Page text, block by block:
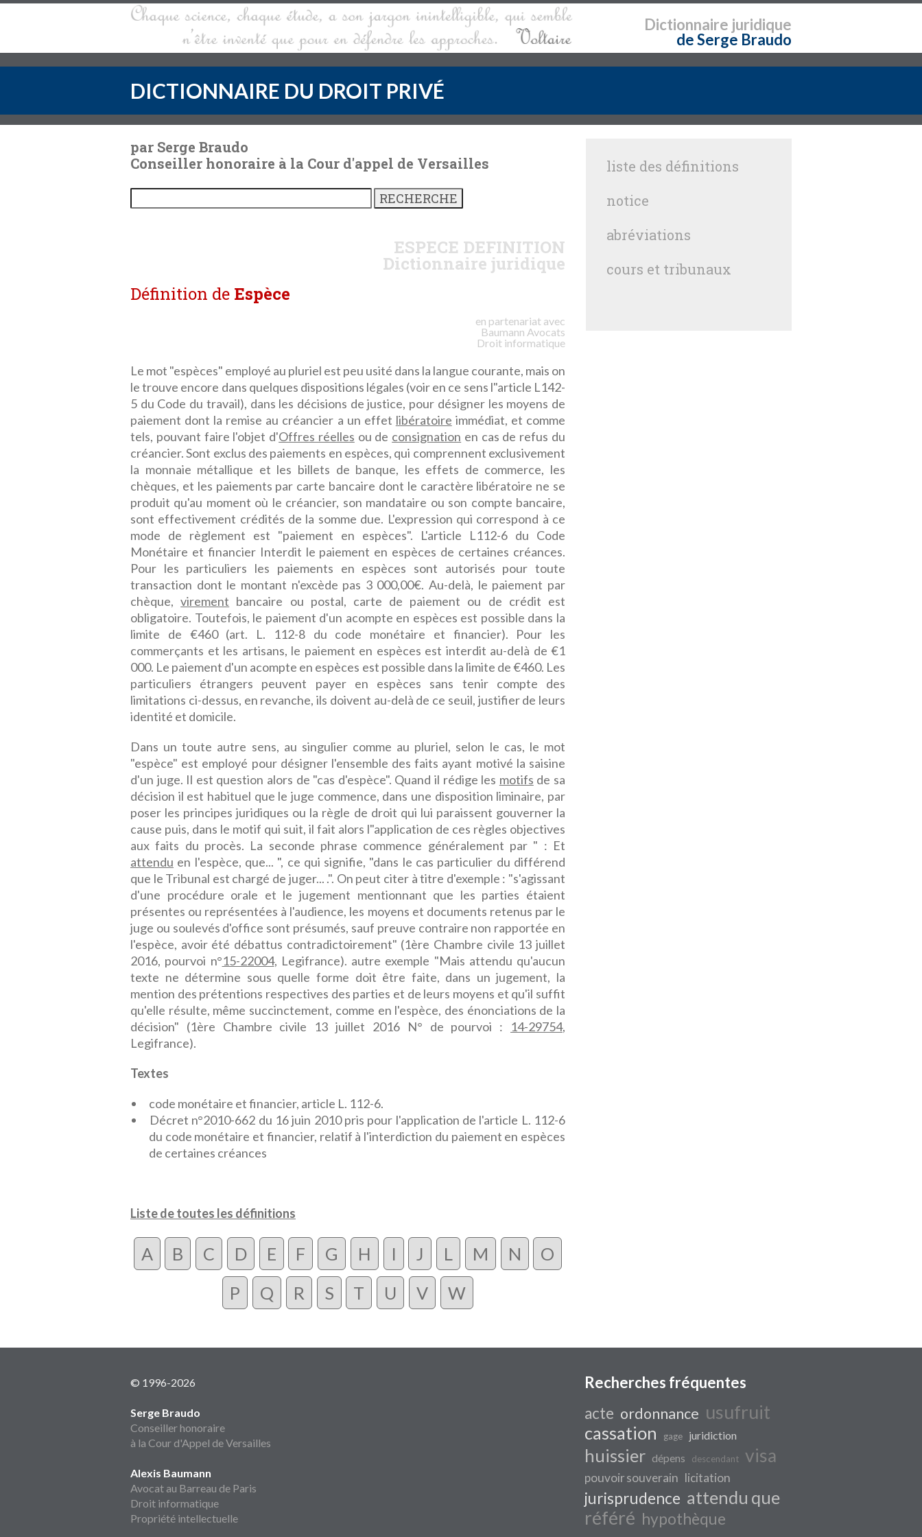
Dictionnaire juridique
de Serge Braudo
DICTIONNAIRE DU DROIT PRIVÉ
par Serge Braudo
Conseiller honoraire à la Cour d'appel de Versailles
ESPECE DEFINITION
Dictionnaire juridique
Définition de Espèce
en partenariat avec
Baumann Avocats
Droit informatique
Le mot "espèces" employé au pluriel est peu usité dans la langue courante, mais on
le trouve encore dans quelques dispositions légales (voir en ce sens l"article L142-
5 du Code du travail), dans les décisions de justice, pour désigner les moyens de
paiement dont la remise au créancier a un effet libératoire immédiat, et comme
tels, pouvant faire l'objet d'Offres réelles ou de consignation en cas de refus du
créancier. Sont exclus des paiements en espèces, qui comprennent exclusivement
la monnaie métallique et les billets de banque, les effets de commerce, les
chèques, et les paiements par carte bancaire dont le caractère libératoire ne se
produit qu'au moment où le créancier, son mandataire ou son compte bancaire,
sont effectivement crédités de la somme due. L'expression qui correspond à ce
mode de règlement est "paiement en espèces". L'article L112-6 du Code
Monétaire et financier Interdit le paiement en espèces de certaines créances.
Pour les particuliers les paiements en espèces sont autorisés pour toute
transaction dont le montant n'excède pas 3 000,00€. Au-delà, le paiement par
chèque,virement bancaire ou postal, carte de paiement ou de crédit est
obligatoire. Toutefois, le paiement d'un acompte en espèces est possible dans la
limite de €460 (art. L. 112-8 du code monétaire et financier). Pour les
commerçants et les artisans, le paiement en espèces est interdit au-delà de €1
000. Le paiement d'un acompte en espèces est possible dans la limite de €460. Les
particuliers étrangers peuvent payer en espèces sans tenir compte des
limitations ci-dessus, en revanche, ils doivent au-delà de ce seuil, justifier de leurs
identité et domicile.
Dans un toute autre sens, au singulier comme au pluriel, selon le cas, le mot
"espèce" est employé pour désigner l'ensemble des faits ayant motivé la saisine
d'un juge. Il est question alors de "cas d'espèce". Quand il rédige les motifs de sa
décision il est habituel que le juge commence, dans une disposition liminaire, par
poser les principes juridiques ou la règle de droit qui lui paraissent gouverner la
cause puis, dans le motif qui suit, il fait alors l"application de ces règles objectives
aux faits du procès. La seconde phrase commence généralement par " : Et
attendu en l'espèce, que... ", ce qui signifie, "dans le cas particulier du différend
que le Tribunal est chargé de juger... .". On peut citer à titre d'exemple : "s'agissant
d'une procédure orale et le jugement mentionnant que les parties étaient
présentes ou représentées à l'audience, les moyens et documents retenus par le
juge ou soulevés d'office sont présumés, sauf preuve contraire non rapportée en
l'espèce, avoir été débattus contradictoirement" (1ère Chambre civile 13 juillet
2016, pourvoi n°15-22004, Legifrance). autre exemple "Mais attendu qu'aucun
texte ne détermine sous quelle forme doit être faite, dans un jugement, la
mention des prétentions respectives des parties et de leurs moyens et qu'il suffit
qu'elle résulte, même succinctement, comme en l'espèce, des énonciations de la
décision" (1ère Chambre civile 13 juillet 2016 N° de pourvoi : 14-29754,
Legifrance).
Textes
code monétaire et financier, article L. 112-6.
Décret n°2010-662 du 16 juin 2010 pris pour l'application de l'article L. 112-6
du code monétaire et financier, relatif à l'interdiction du paiement en espèces
de certaines créances
Liste de toutes les définitions
A B C D E F G H I J L M N
O
P
Q R S T U V W
liste des définitions
notice
abréviations
cours et tribunaux
© 1996-2026
Serge Braudo
Conseiller honoraire
à la Cour d'Appel de Versailles
Alexis Baumann
Avocat au Barreau de Paris
Droit informatique
Propriété intellectuelle
Recherches fréquentes
acte ordonnance usufruit
cassation gage juridiction
huissier dépens descendant visa
pouvoir souverain licitation
jurisprudence attendu que
référé hypothèque